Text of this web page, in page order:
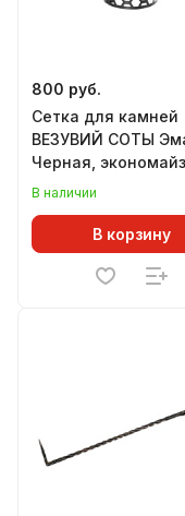
800 руб.
Сетка для камней
ВЕЗУВИЙ СОТЫ
Черная,
L=500 мм
В наличии
В корзину